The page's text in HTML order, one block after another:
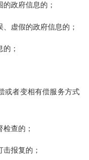
政府信息的；
虚假的政府信息的；
；
者变相有偿服务方式
查的；
报复的；